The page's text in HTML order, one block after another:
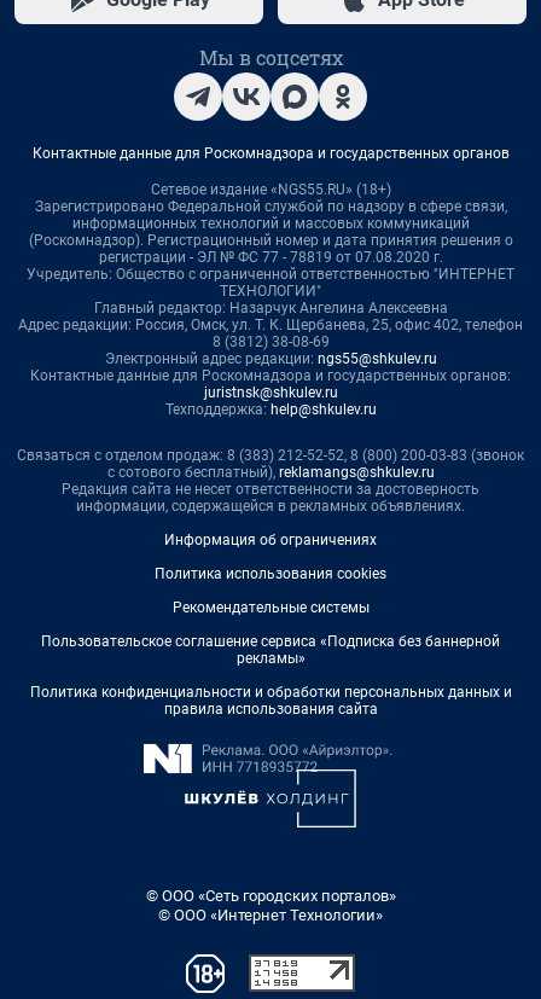
Мы в соцсетях
Контактные данные для Роскомнадзора и государственных органов
Сетевое издание «NGS55.RU» (18+)
Зарегистрировано Федеральной службой по надзору в сфере связи,
информационных технологий и массовых коммуникаций
(Роскомнадзор). Регистрационный номер и дата принятия решения о
регистрации - ЭЛ № ФС 77 - 78819 от 07.08.2020 г.
Учредитель: Общество с ограниченной ответственностью "ИНТЕРНЕТ
ТЕХНОЛОГИИ"
Главный редактор: Назарчук Ангелина Алексеевна
Адрес редакции: Россия, Омск, ул. Т. К. Щербанева, 25, офис 402, телефон
8 (3812) 38-08-69
Электронный адрес редакции: ngs55@shkulev.ru
Контактные данные для Роскомнадзора и государственных органов:
juristnsk@shkulev.ru
Техподдержка: help@shkulev.ru
Связаться с отделом продаж: 8 (383) 212-52-52, 8 (800) 200-03-83 (звонок
с сотового бесплатный), reklamangs@shkulev.ru
Редакция сайта не несет ответственности за достоверность
информации, содержащейся в рекламных объявлениях.
Информация об ограничениях
Политика использования cookies
Рекомендательные системы
Пользовательское соглашение сервиса «Подписка без баннерной
рекламы»
Политика конфиденциальности и обработки персональных данных и
правила использования сайта
© ООО «Сеть городских порталов»
© ООО «Интернет Технологии»